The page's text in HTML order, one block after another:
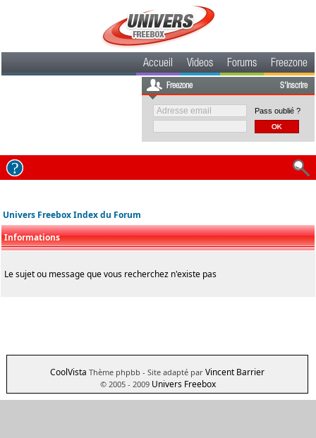
Accueil Videos Forums Freezone
Freezone S'inscrire
Pass oublié ?
Univers Freebox Index du Forum
Informations
Le sujet ou message que vous recherchez n'existe pas
CoolVista Thème phpbb - Site adapté par Vincent Barrier
© 2005 - 2009 Univers Freebox